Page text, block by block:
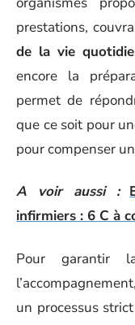
prestations,
de la vie
encore la
permet de
que ce soit pour
pour compenser
A voir aussi :
infirmiers : 6 C à
Pour garantir
un processus